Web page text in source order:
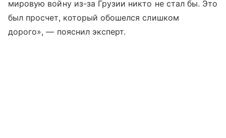
мировую войну из-за Грузии никто не стал бы. Это
был просчет, который обошелся слишком
дорого», — пояснил эксперт.